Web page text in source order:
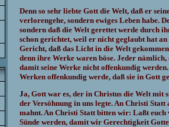
Denn so sehr liebte Gott die Welt, daß er
verlorengehe, sondern ewiges Leben habe.
sondern daß die Welt gerettet werde durch
schon gerichtet, weil er nicht geglaubt hat an
Gericht, daß das Licht in die Welt
denn ihre Werke waren böse. Jeder
damit seine Werke nicht offenkundig
Werken offenkundig werde, daß sie in Gott
Ja, Gott war es, der in Christus die Welt mit
der Versöhnung in uns legte. An Christi
mahnt. An Christi Statt bitten wir: Laßt euch
Sünde werden, damit wir Gerechtigkeit